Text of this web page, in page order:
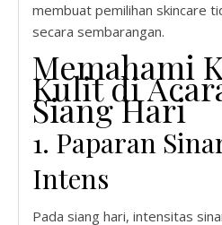
membuat pemilihan skincare
secara sembarangan.
Memahami
Kulit di
Siang Hari
1. Paparan
Intens
Pada siang hari, intensitas